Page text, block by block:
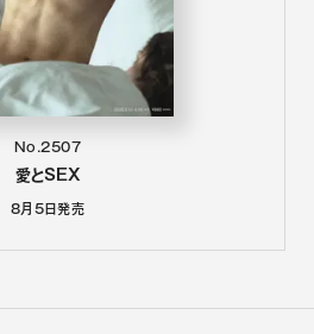
No.2507
愛とSEX
8月5日発売